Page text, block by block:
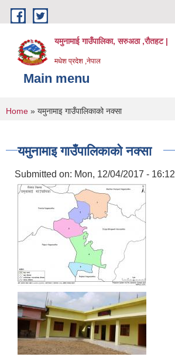
Skip to main content
यमुनामाई गाउँपालिका, सरुअठा ,रौतहट |
मधेश प्रदेश ,नेपाल
Main menu
You are here
Home » यमुनामाइ गाउँपालिकाको नक्सा
यमुनामाइ गाउँपालिकाको नक्सा
Submitted on: Mon, 12/04/2017 - 16:12